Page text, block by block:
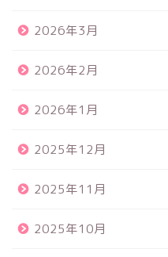
2026年3月
2026年2月
2026年1月
2025年12月
2025年11月
2025年10月